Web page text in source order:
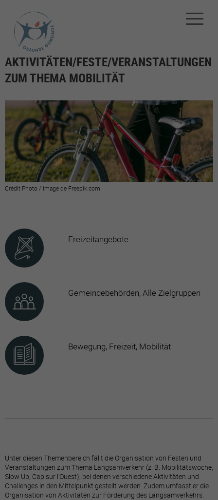
AKTIVITÄTEN/FESTE/VERANSTALTUNGEN
ZUM THEMA MOBILITÄT
Crédit Photo / Image de Freepik.com
Freizeitangebote
Gemeindebehörden, Alle Zielgruppen
Bewegung, Freizeit, Mobilität
Unter diesen Themenbereich fällt die Organisation von Festen und
Veranstaltungen zum Thema Langsamverkehr (z. B. Mobilitätswoche,
Slow Up, Cap sur l’Ouest), bei denen verschiedene Aktivitäten und
Challenges in den Mittelpunkt gestellt werden. Zudem umfasst er die
Organisation von Aktivitäten zur Förderung des Langsamverkehrs.